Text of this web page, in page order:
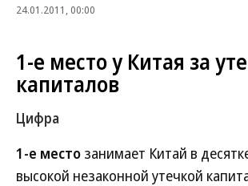
24.01.2011, 00:00
1-е место у Китая за
капиталов
Цифра
1-е место занимает Китай в
высокой незаконной утечкой